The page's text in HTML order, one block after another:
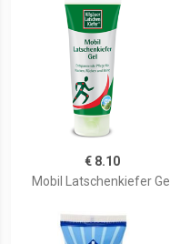
€ 8.10
Mobil Latschenkiefer Gel